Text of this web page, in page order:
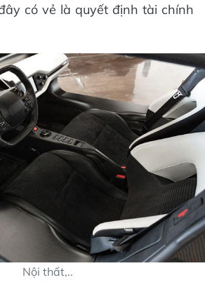
có vẻ là quyết định tài chính
Nội thất,..